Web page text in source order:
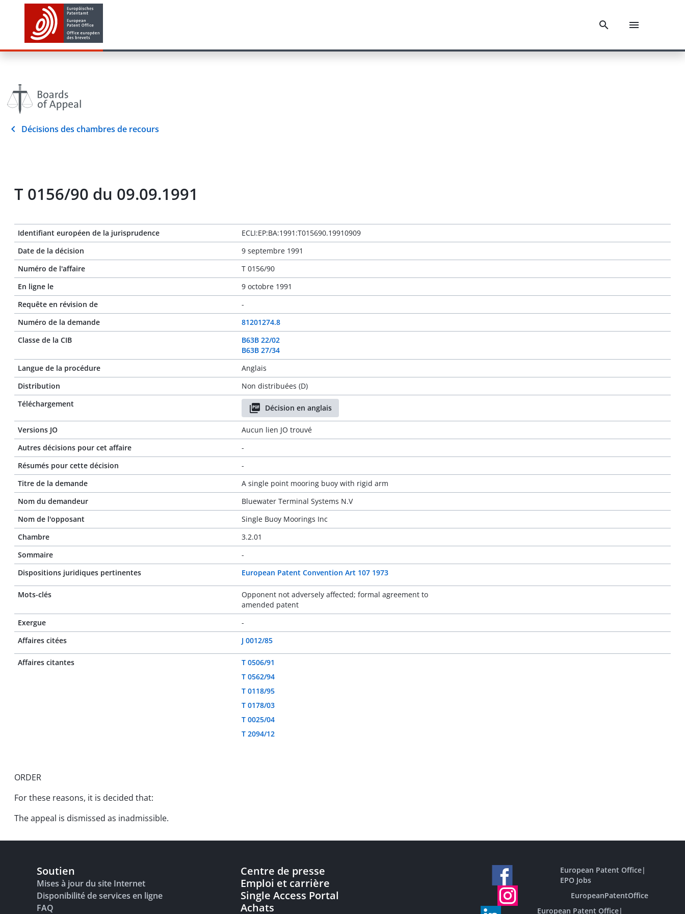
Décisions des chambres de recours
T 0156/90 du 09.09.1991
Identifiant européen de la jurisprudence
ECLI:EP:BA:1991:T015690.19910909
Date de la décision
9 septembre 1991
Numéro de l'affaire
T 0156/90
En ligne le
9 octobre 1991
Requête en révision de
-
Numéro de la demande
81201274.8
Classe de la CIB
B63B 22/02
B63B 27/34
Langue de la procédure
Anglais
Distribution
Non distribuées (D)
Téléchargement
Décision en anglais
Versions JO
Aucun lien JO trouvé
Autres décisions pour cet affaire
-
Résumés pour cette décision
-
Titre de la demande
A single point mooring buoy with rigid arm
Nom du demandeur
Bluewater Terminal Systems N.V
Nom de l'opposant
Single Buoy Moorings Inc
Chambre
3.2.01
Sommaire
-
Dispositions juridiques pertinentes
European Patent Convention Art 107 1973
Mots-clés
Opponent not adversely affected; formal agreement to
amended patent
Exergue
-
Affaires citées
J 0012/85
Affaires citantes
T 0506/91
T 0562/94
T 0118/95
T 0178/03
T 0025/04
T 2094/12
ORDER
For these reasons, it is decided that:
The appeal is dismissed as inadmissible.
Soutien
Mises à jour du site Internet
Disponibilité de services en ligne
FAQ
Centre de presse
Emploi et carrière
Single Access Portal
Achats
European Patent Office|
EPO Jobs
EuropeanPatentOffice
European Patent Office|